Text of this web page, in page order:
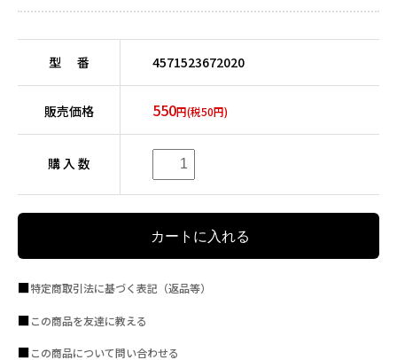
型 番 4571523672020
販売価格 550円(税50円)
購 入 数
特定商取引法に基づく表記（返品等）
この商品を友達に教える
この商品について問い合わせる